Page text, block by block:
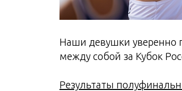
Наши девушки уверенно
между собой за Кубок
Результаты